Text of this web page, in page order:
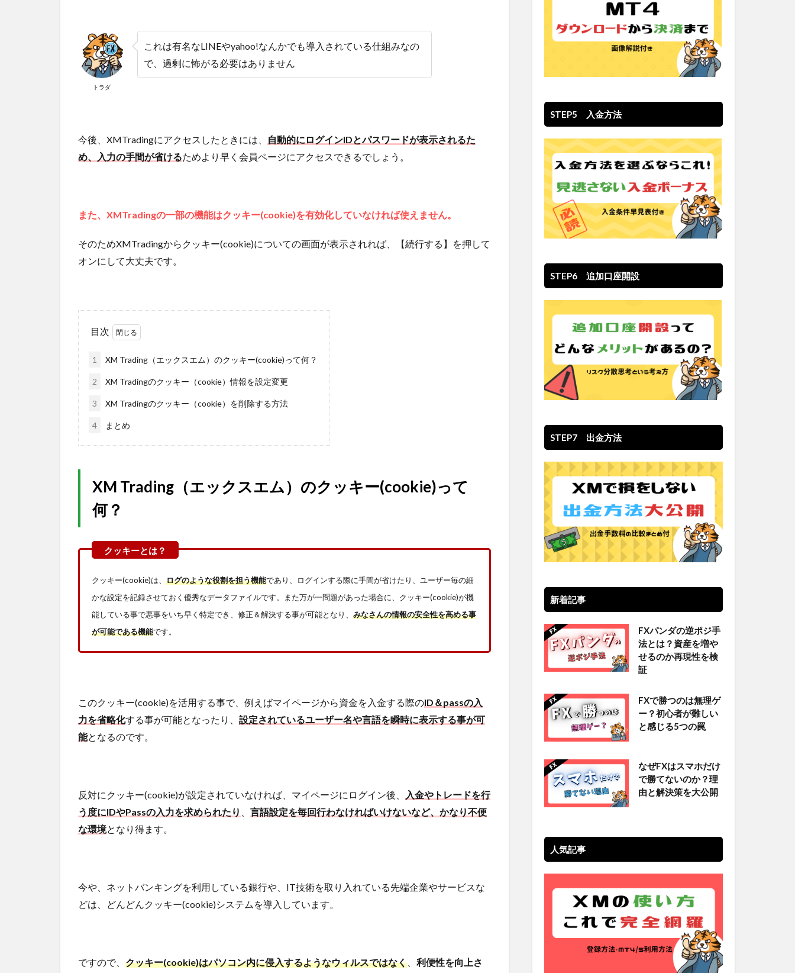
トラダ
これは有名なLINEやyahoo!なんかでも導入されている仕組みなの
で、過剰に怖がる必要はありません
今後、XMTradingにアクセスしたときには、
自動的にログインIDとパスワードが表示されるた
め、入力の手間が省けるためより早く会員ページにアクセスできるでしょう。
また、XMTradingの一部の機能はクッキー(cookie)を有効化していなければ使えません。
そのためXMTradingからクッキー(cookie)についての画面が表示されれば、【続行する】を押して
オンにして大丈夫です。
目次
1 XM Trading（エックスエム）のクッキー(cookie)って何？
2 XM Tradingのクッキー（cookie）情報を設定変更
3 XM Tradingのクッキー（cookie）を削除する方法
4 まとめ
XM Trading（エックスエム）のクッキー(cookie)って
何？
クッキー(cookie)は、 ログのような役割を担う機能であり、ログインする際に手間が省けたり、ユーザー毎の細
かな設定を記録させておく優秀なデータファイルです。また万が一問題があった場合に、クッキー(cookie)が機
能している事で悪事をいち早く特定でき、修正＆解決する事が可能となり、 みなさんの情報の安全性を高める事
が可能である機能です。
このクッキー(cookie)を活用する事で、例えばマイページから資金を入金する際のID＆passの入
力を省略化する事が可能となったり、 設定されているユーザー名や言語を瞬時に表示する事が可
能となるのです。
反対にクッキー(cookie)が設定されていなければ、マイページにログイン後、
入金やトレードを行
う度にIDやPassの入力を求められたり
言語設定を毎回行わなければいけないなど、かなり不便
な環境となり得ます。
今や、ネットバンキングを利用している銀行や、IT技術を取り入れている先端企業やサービスな
どは、どんどんクッキー(cookie)システムを導入しています。
ですので、 クッキー(cookie)はパソコン内に侵入するようなウィルスではなく 利便性を向上さ
STEP5 入金方法
STEP6 追加口座開設
STEP7 出金方法
新着記事
FXパンダの逆ポジ手
法とは？資産を増や
せるのか再現性を検
証
FXで勝つのは無理ゲ
ー？初心者が難しい
と感じる5つの罠
なぜFXはスマホだけ
で勝てないのか？理
由と解決策を大公開
人気記事